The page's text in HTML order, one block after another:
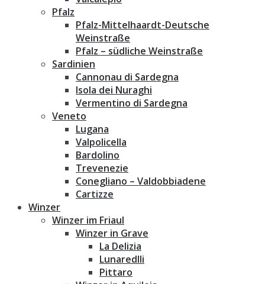
Pfalz
Pfalz-Mittelhaardt-Deutsche
Weinstraße
Pfalz – südliche Weinstraße
Sardinien
Cannonau di Sardegna
Isola dei Nuraghi
Vermentino di Sardegna
Veneto
Lugana
Valpolicella
Bardolino
Trevenezie
Conegliano – Valdobbiadene
Cartizze
Winzer
Winzer im Friaul
Winzer in Grave
La Delizia
Lunaredlli
Pittaro